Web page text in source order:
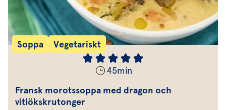
Soppa Vegetariskt
45min
Fransk morotssoppa med dragon och
vitlökskrutonger